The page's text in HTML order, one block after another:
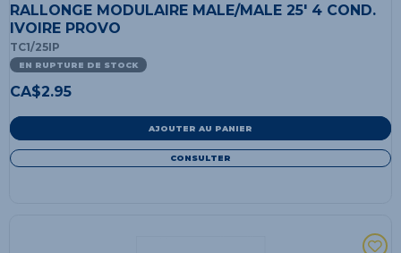
RALLONGE MODULAIRE MALE/MALE 25' 4 COND.
IVOIRE PROVO
TC1/25IP
EN RUPTURE DE STOCK
CA$2.95
AJOUTER AU PANIER
CONSULTER